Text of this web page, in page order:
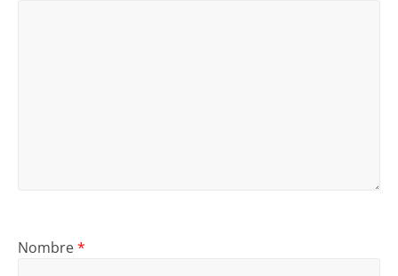
Nombre*